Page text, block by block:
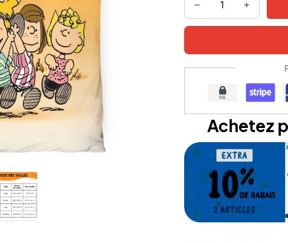
Achetez